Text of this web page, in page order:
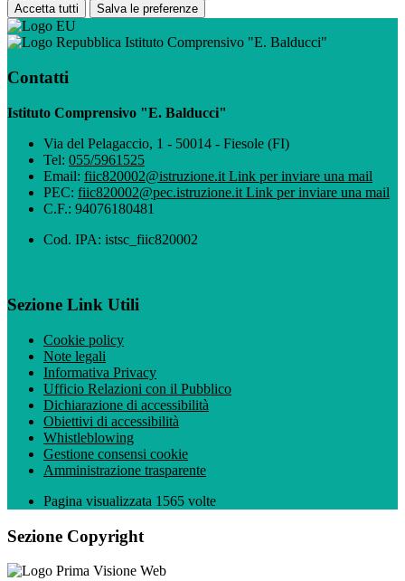
Accetta tutti Salva le preferenze
Istituto Comprensivo "E. Balducci"
Contatti
Istituto Comprensivo "E. Balducci"
Via del Pelagaccio, 1 - 50014 - Fiesole (FI)
Tel: 055/5961525
Email: fiic820002@istruzione.it Link per inviare una mail
PEC: fiic820002@pec.istruzione.it Link per inviare una mail
C.F.: 94076180481
Cod. IPA: istsc_fiic820002
Sezione Link Utili
Cookie policy
Note legali
Informativa Privacy
Ufficio Relazioni con il Pubblico
Dichiarazione di accessibilità
Obiettivi di accessibilità
Whistleblowing
Gestione consensi cookie
Amministrazione trasparente
Pagina visualizzata 1565 volte
Sezione Copyright